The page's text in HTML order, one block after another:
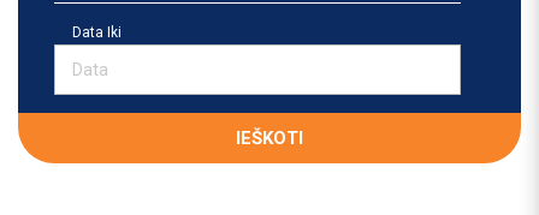
Data Iki
IEŠKOTI